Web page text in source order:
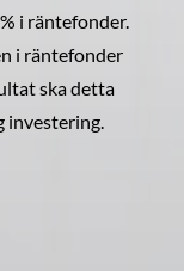
i räntefonder.
i räntefonder
ska detta
investering.